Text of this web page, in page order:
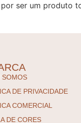
ser um produto
SOMOS
DE PRIVACIDADE
COMERCIAL
DE CORES